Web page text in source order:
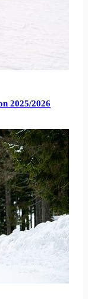
2025/2026